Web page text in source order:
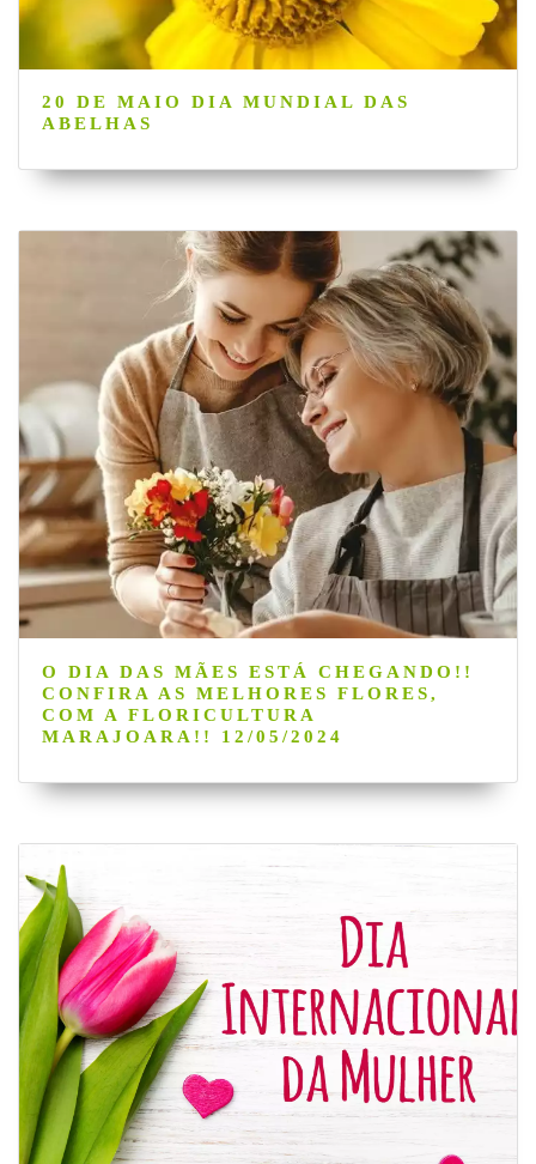
20 DE MAIO DIA MUNDIAL DAS
ABELHAS
O DIA DAS MÃES ESTÁ CHEGANDO!!
CONFIRA AS MELHORES FLORES,
COM A FLORICULTURA
MARAJOARA!! 12/05/2024